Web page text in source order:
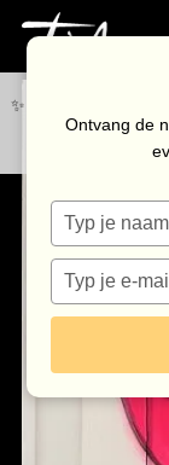
✨Blijf op de hoogte
Collectie
Galerie
Kunstenaars
Outlet
Bezoek de
Inkoop
Ontvang de
Typ
je
naam
Typ
je
e-
in